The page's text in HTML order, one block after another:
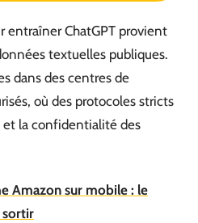
entraîner ChatGPT provient
textuelles publiques.
dans des centres de
où des protocoles stricts
la confidentialité des
Amazon sur mobile : le
sortir